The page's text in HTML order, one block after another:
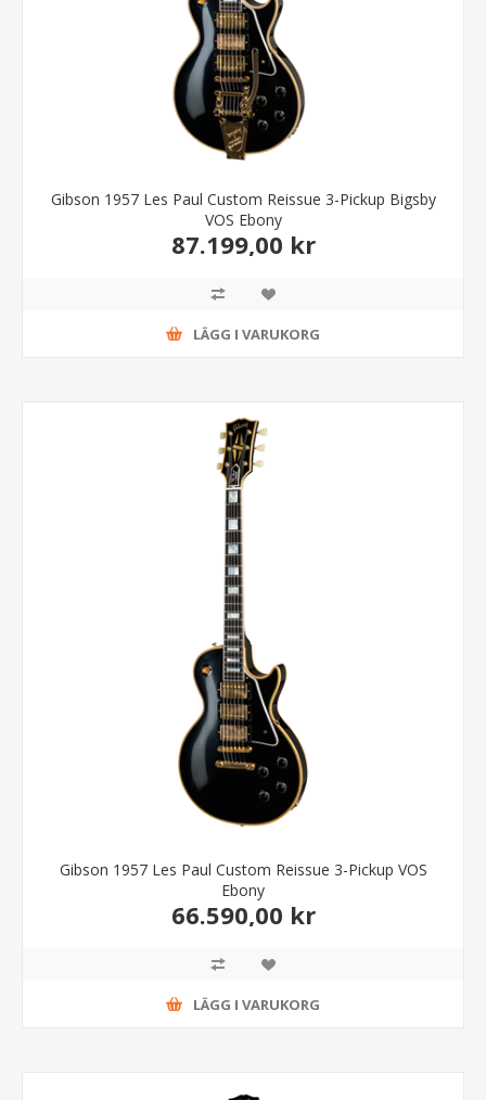
Gibson 1957 Les Paul Custom Reissue 3-Pickup Bigsby
VOS Ebony
87.199,00 kr
LÄGG I VARUKORG
Gibson 1957 Les Paul Custom Reissue 3-Pickup VOS
Ebony
66.590,00 kr
LÄGG I VARUKORG